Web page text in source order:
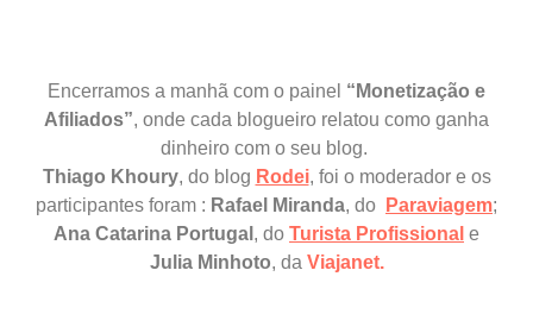
Encerramos a manhã com o painel “Monetização e
Afiliados”, onde cada blogueiro relatou como ganha
dinheiro com o seu blog.
Thiago Khoury, do blog Rodei, foi o moderador e os
participantes foram : Rafael Miranda, do Paraviagem;
Ana Catarina Portugal , do Turista Profissional e
Julia Minhoto, da Viajanet.